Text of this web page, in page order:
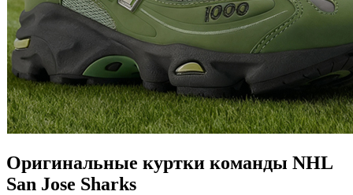
Оригинальные куртки команды NHL
San Jose Sharks